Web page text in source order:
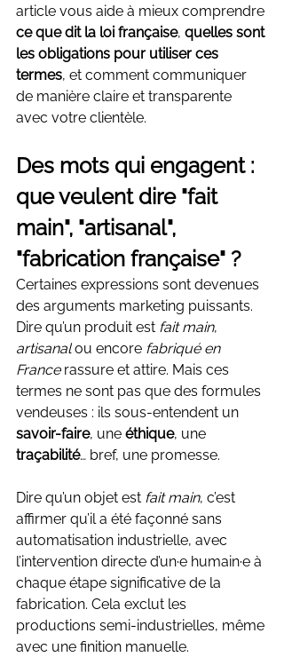
article vous aide à mieux comprendre
ce que dit la loi française, quelles sont
les obligations pour utiliser ces
termes, et comment communiquer
de manière claire et transparente
avec votre clientèle.
Des mots qui engagent :
que veulent dire "fait
main", "artisanal",
"fabrication française" ?
Certaines expressions sont devenues
des arguments marketing puissants.
Dire qu’un produit est fait main,
artisanal ou encore fabriqué en
France rassure et attire. Mais ces
termes ne sont pas que des formules
vendeuses : ils sous-entendent un
savoir-faire, une éthique, une
traçabilité… bref, une promesse.
Dire qu’un objet est fait main, c’est
affirmer qu’il a été façonné sans
automatisation industrielle, avec
l’intervention directe d’un·e humain·e à
chaque étape significative de la
fabrication. Cela exclut les
productions semi-industrielles, même
avec une finition manuelle.